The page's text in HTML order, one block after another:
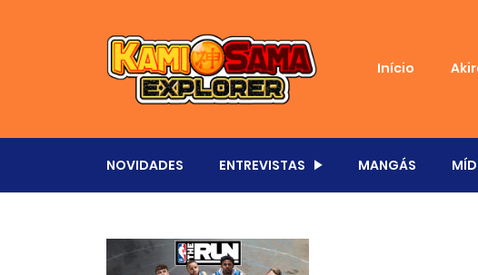
Início
NOVIDADES ENTREVISTAS MANGÁS